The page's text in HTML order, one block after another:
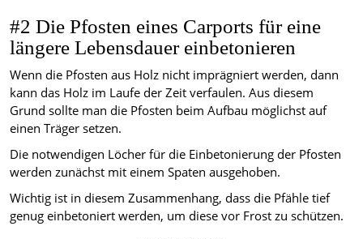
#2 Die Pfosten eines Carports für eine
längere Lebensdauer einbetonieren
Wenn die Pfosten aus Holz nicht imprägniert werden, dann
kann das Holz im Laufe der Zeit verfaulen. Aus diesem
Grund sollte man die Pfosten beim Aufbau möglichst auf
einen Träger setzen.
Die notwendigen Löcher für die Einbetonierung der Pfosten
werden zunächst mit einem Spaten ausgehoben.
Wichtig ist in diesem Zusammenhang, dass die Pfähle tief
genug einbetoniert werden, um diese vor Frost zu schützen.